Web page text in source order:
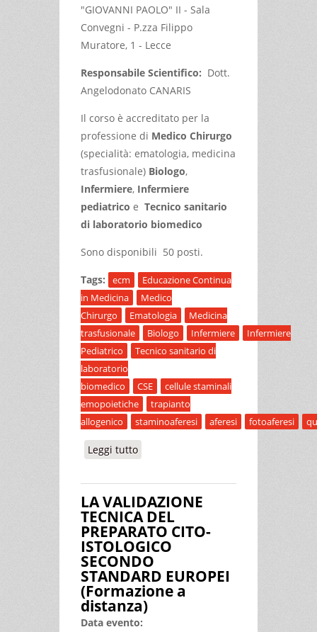
"GIOVANNI PAOLO" II - Sala
Convegni - P.zza Filippo
Muratore, 1 - Lecce
Responsabile Scientifico: Dott.
Angelodonato CANARIS
Il corso è accreditato per la
professione di Medico Chirurgo
(specialità: ematologia, medicina
trasfusionale) Biologo,
Infermiere, Infermiere
pediatrico e Tecnico sanitario
di laboratorio biomedico
Sono disponibili 50 posti.
Tags: ecm
Educazione Continua
in Medicina
Medico
Chirurgo
Ematologia
Medicina
trasfusionale
Biologo Infermiere
Infermiere
Pediatrico
Tecnico sanitario di
laboratorio
biomedico
CSE
cellule staminali
emopoietiche
trapianto
allogenico
staminoaferesi aferesi fotoaferesi
Leggi tutto
LA VALIDAZIONE
TECNICA DEL
PREPARATO CITO-
ISTOLOGICO
SECONDO
STANDARD EUROPEI
(Formazione a
distanza)
Data evento: